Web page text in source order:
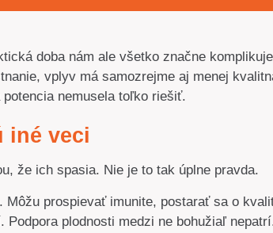
doba nám ale všetko značne
vplyv má samozrejme aj menej
nemusela toľko riešiť.
iné veci
že ich spasia. Nie je to tak úplne pravda.
prospievať imunite, postarať sa o
plodnosti medzi ne bohužiaľ